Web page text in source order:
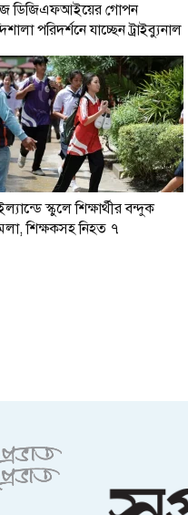
ডিজিএফআইয়ের গোপন
পরিদর্শনে যাচ্ছেন ট্রাইব্যুনাল
স্কুলে শিক্ষার্থীর বন্দুক
শিক্ষকসহ নিহত ৭